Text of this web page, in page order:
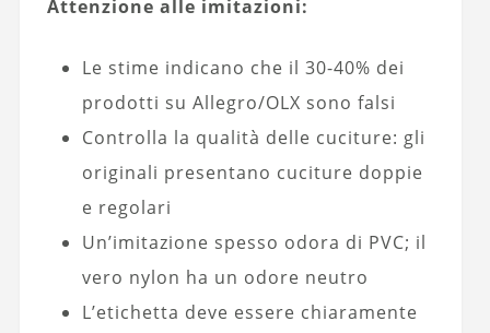
Attenzione alle imitazioni:
Le stime indicano che il 30-40% dei
prodotti su Allegro/OLX sono falsi
Controlla la qualità delle cuciture: gli
originali presentano cuciture doppie
e regolari
Un’imitazione spesso odora di PVC; il
vero nylon ha un odore neutro
L’etichetta deve essere chiaramente